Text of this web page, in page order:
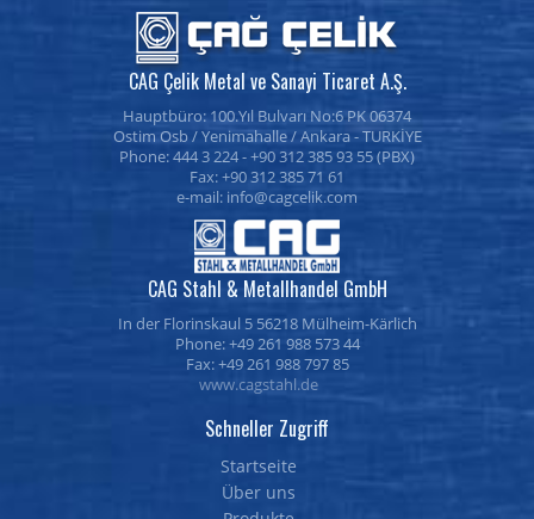
CAG Çelik Metal ve Sanayi Ticaret A.Ş.
Hauptbüro: 100.Yıl Bulvarı No:6 PK 06374
Ostim Osb / Yenimahalle / Ankara - TURKİYE
Phone: 444 3 224 - +90 312 385 93 55 (PBX)
Fax: +90 312 385 71 61
e-mail:
CAG Stahl & Metallhandel GmbH
In der Florinskaul 5 56218 Mülheim-Kärlich
Phone: +49 261 988 573 44
Fax: +49 261 988 797 85
www.cagstahl.de
Schneller Zugriff
Startseite
Über uns